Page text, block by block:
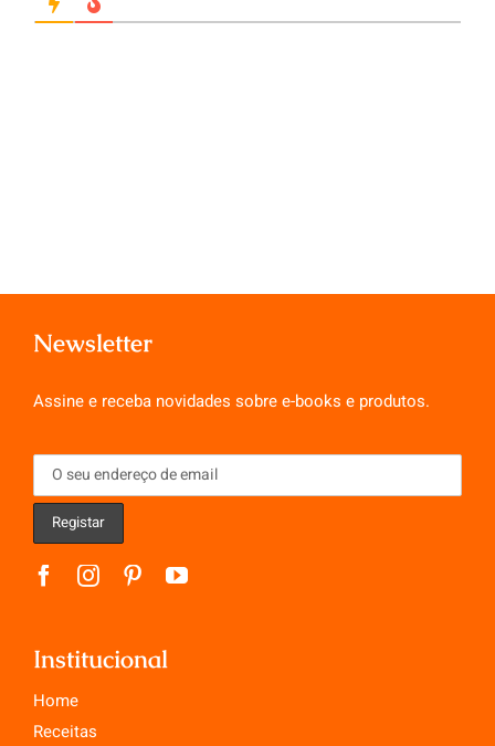
Newsletter
Assine e receba novidades sobre e-books e produtos.
Institucional
Home
Receitas